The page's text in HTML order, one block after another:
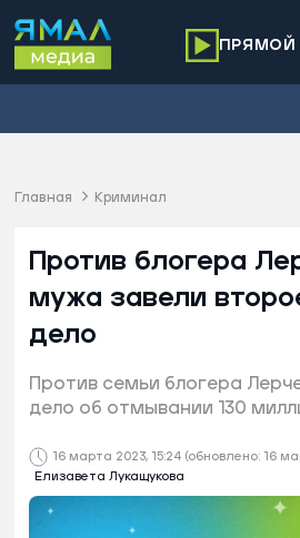
ПРЯМОЙ
Главная Криминал
16 марта 2023, 15:24 (обновлено: 16
Елизавета Лукащукова
Против блогера
мужа завели
дело
Против семьи блогера
дело об отмывании 130